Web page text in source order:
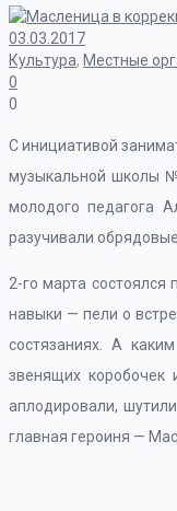
03.03.2017
Культура, Местные
0
0
С инициативой
музыкальной школы
молодого педагога
разучивали обрядовые
2-го марта
навыки — пели о
состязаниях. А
звенящих коробочек
аплодировали,
главная героиня —